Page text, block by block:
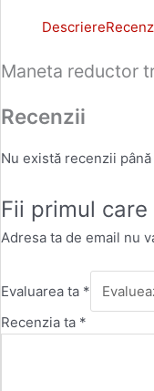
Descriere
Maneta reductor
Recenzii
Nu există recenzii până
Fii primul
Adresa ta de email nu
Evaluarea ta *
Recenzia ta *